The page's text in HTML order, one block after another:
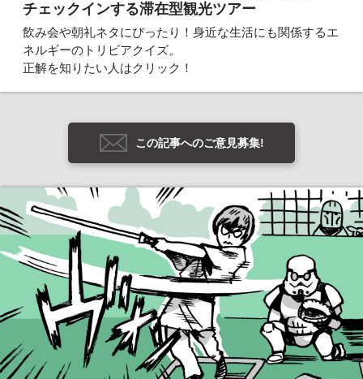
チェックインする滞在型観光ツアー
飲み会や朝礼ネタにぴったり！身近な生活にも関係するエ
ネルギーのトリビアクイズ。
正解を知りたい人はクリック！
この記事へのご意見募集!